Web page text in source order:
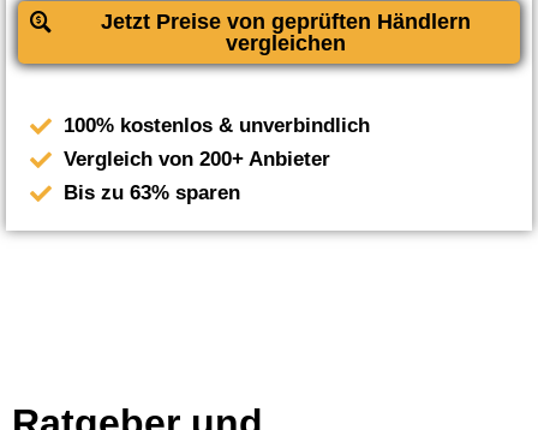
Jetzt Preise von geprüften Händlern
vergleichen
100% kostenlos & unverbindlich
Vergleich von 200+ Anbieter
Bis zu 63% sparen